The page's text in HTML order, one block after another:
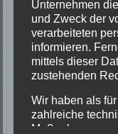
ABC-1, Ölspur klein
23/06/2026
Ölspur
Einsatzort:
TH 2 Absicherung
20/06/2026
Verkehrsunfall
Einsatzort: Prechtal
Unternehmen
und Zweck der
verarbeiteten
informieren.
mittels dieser
zustehenden
Wir haben als
zahlreiche
Maßnahmen